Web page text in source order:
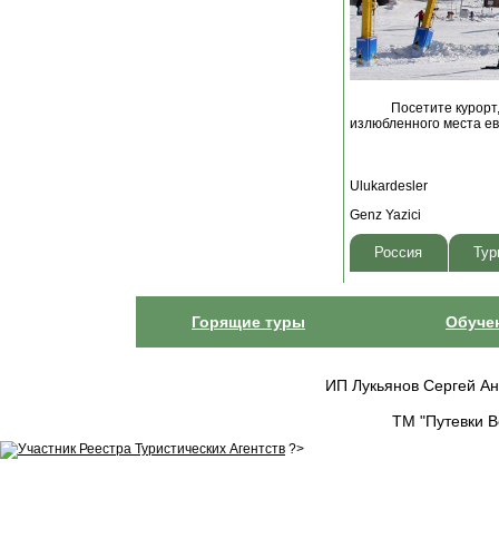
Посетите
излюбленного места
Ulukardesler
Genz Yazici
Россия
Горящие туры
ИП Лукьянов Сергей
ТМ "Путевки
?>